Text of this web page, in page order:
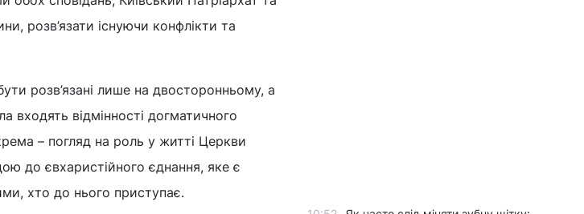
розв’язати існуючи конфлікти та
розв’язані лише на двосторонньому, а
входять відмінності догматичного
– погляд на роль у житті Церкви
до євхаристійного єднання, яке є
хто до нього приступає.